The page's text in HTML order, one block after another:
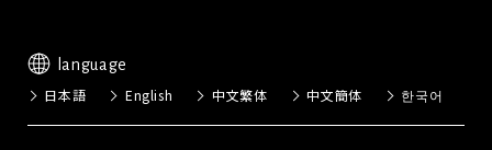
language
日本語 English 中文繁体 中文簡体 한국어